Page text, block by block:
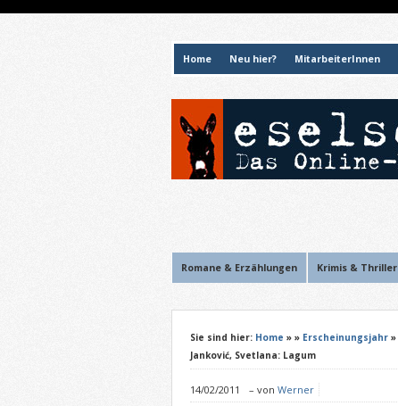
Home Neu hier? MitarbeiterInnen
Romane & Erzählungen Krimis & Thriller
Sie sind hier: Home » » Erscheinungsjahr »
Janković, Svetlana: Lagum
14/02/2011 – von Werner